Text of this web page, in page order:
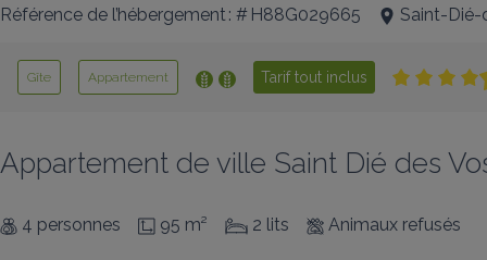
Référence de l’hébergement : # H88G029665 Saint-Dié-
Gîte Appartement Tarif tout inclus
Appartement de ville Saint Dié des
4 personnes 95 m² 2 lits Animaux refusés